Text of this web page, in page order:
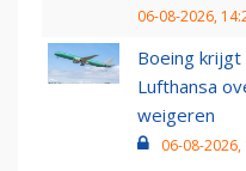
06-08-2026,
Boeing
Lufthansa
weigeren
06-08-2026,